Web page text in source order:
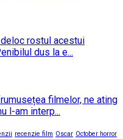
rostul acestui
dus la e...
filmelor, ne ating
l-am interp...
recenzie film Oscar October horror